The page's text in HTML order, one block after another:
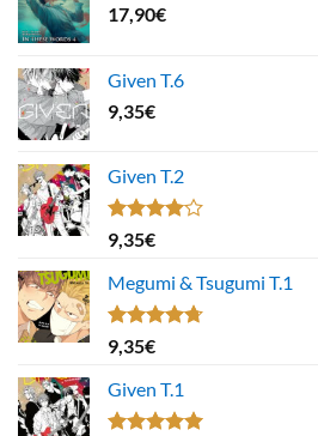
17,90€
Given T.6
9,35€
Given T.2
Note
4.00
5
9,35€
Megumi & Tsugumi T.1
Note4.67
sur 5
9,35€
Given T.1